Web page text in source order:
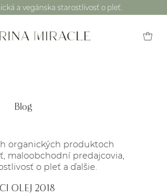
a vegánska starostlivosť o pleť.
Blog
organických produktoch
maloobchodní predajcovia,
o pleť a ďalšie.
OLEJ 2018